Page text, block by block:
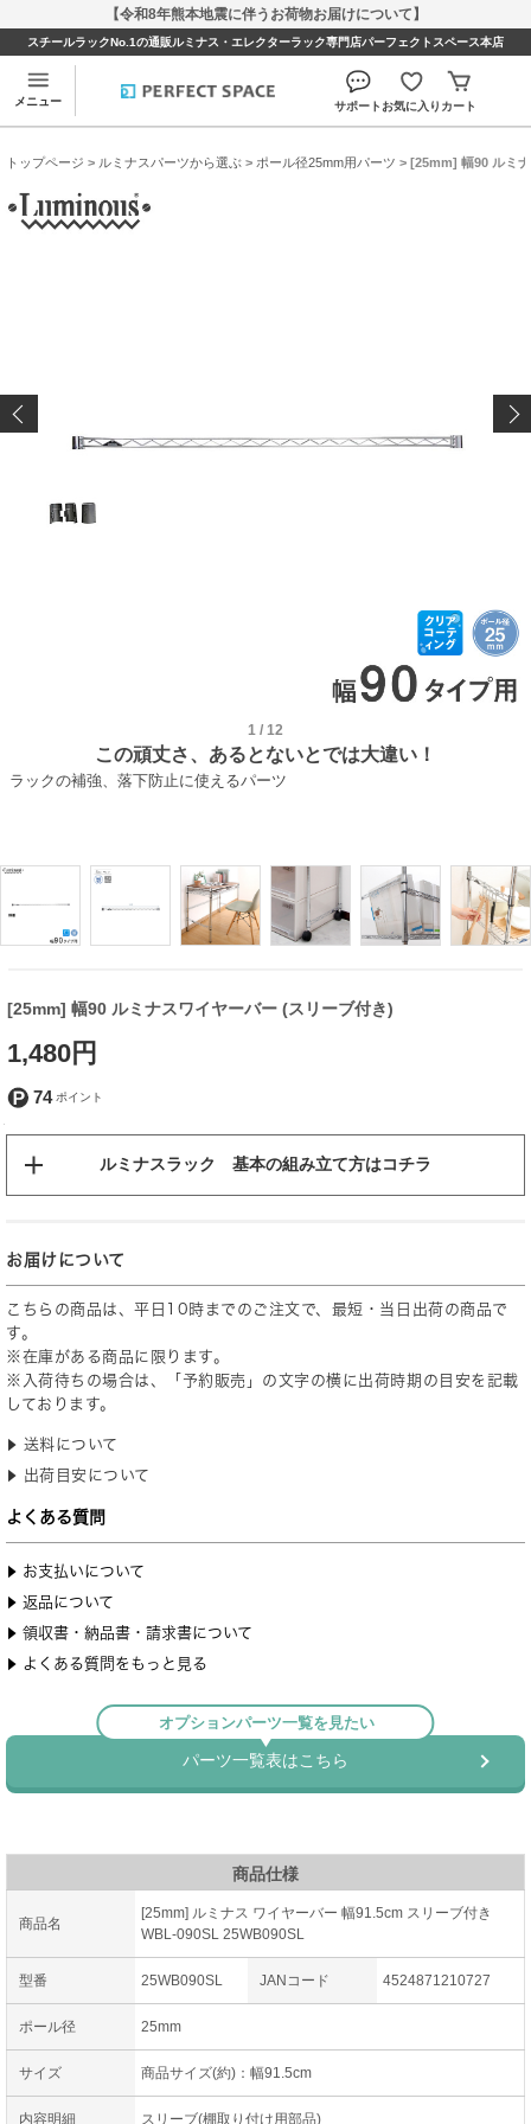
【令和8年熊本地震に伴うお荷物お届けについて】
スチールラックNo.1の通販ルミナス・エレクターラック専門店パーフェクトスペース本店
メニュー サポートお気に入り カート
トップページ > ルミナスパーツから選ぶ > ポール径25mm用パーツ > [25mm] 幅90 ルミ
1 / 12
この頑丈さ、あるとないとでは大違い！
ラックの補強、落下防止に使えるパーツ
[25mm] 幅90 ルミナスワイヤーバー (スリーブ付き)
1,480円
74
ルミナスラック 基本の組み立て方はコチラ
商品仕様
商品名
[25mm] ルミナス ワイヤーバー 幅91.5cm スリーブ付き
WBL-090SL 25WB090SL
型番 25WB090SL JANコード 4524871210727
ポール径 25mm
サイズ 商品サイズ(約)：幅91.5cm
内容明細 スリーブ(棚取り付け用部品)